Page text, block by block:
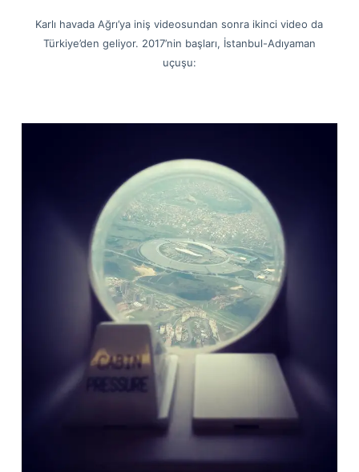
Karlı havada Ağrı’ya iniş videosundan sonra ikinci video da
Türkiye’den geliyor. 2017’nin başları, İstanbul-Adıyaman
uçuşu: